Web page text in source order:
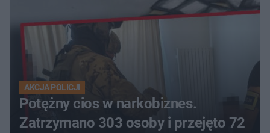
AKCJA POLICJI
Potężny cios w narkobiznes.
Zatrzymano 303 osoby i przejęto 72